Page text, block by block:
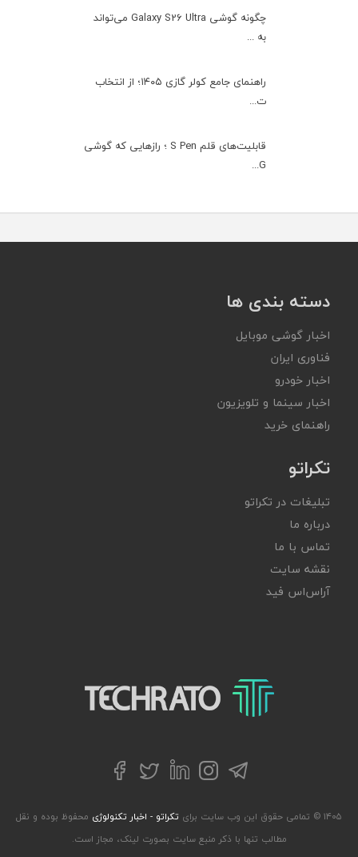
چگونه گوشی Galaxy S26 Ultra می‌تواند
به ...
راهنمای جامع کولر گازی ۱۴۰۵؛ از انتخاب
ت...
قابلیت‌های قلم S Pen ؛ رازهایی که گوشی
G...
دسته بندی ها
اخبار گوشی موبایل
فناوری ایران
اخبار خودرو
اخبار سینما و تلویزیون
راهنمای خرید
تکراتو
تبلیغات در تکراتو
درباره ما
تماس با ما
نقشه سایت
آر‌اس‌اس فید
تکراتو – زندگی با تکنولوژی
تلگراماینستاگرام
لینکداینتوییترفیسبوک
۱۴۰۵ © تمامی حقوق این وب سایت برای تکراتو - اخبار تکنولوژی محفوظ بوده و نقل
مطالب تنها با ذکر منبع سایت بصورت لینک، مجاز است.